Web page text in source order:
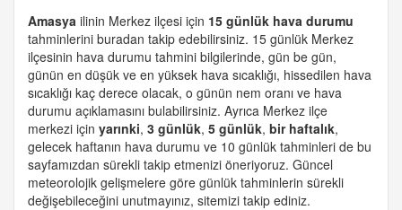
Amasya ilinin Merkez ilçesi için 15 günlük hava durumu
tahminlerini buradan takip edebilirsiniz. 15 günlük Merkez
ilçesinin hava durumu tahmini bilgilerinde, gün be gün,
günün en düşük ve en yüksek hava sıcaklığı, hissedilen hava
sıcaklığı kaç derece olacak, o günün nem oranı ve hava
durumu açıklamasını bulabilirsiniz. Ayrıca Merkez ilçe
merkezi için yarınki, 3 günlük, 5 günlük, bir haftalık,
gelecek haftanın hava durumu ve 10 günlük tahminleri de bu
sayfamızdan sürekli takip etmenizi öneriyoruz. Güncel
meteorolojik gelişmelere göre günlük tahminlerin sürekli
değişebileceğini unutmayınız, sitemizi takip ediniz.